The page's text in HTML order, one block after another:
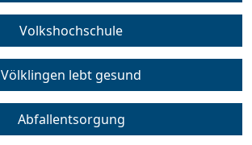
Volkshochschule
Völklingen lebt gesund
Abfallentsorgung